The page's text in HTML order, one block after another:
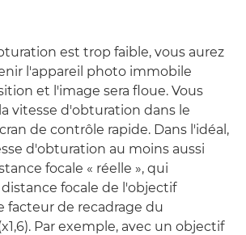
est trop faible, vous aurez
l'appareil photo immobile
et l'image sera floue. Vous
vitesse d'obturation dans le
de contrôle rapide. Dans l'idéal,
d'obturation au moins aussi
focale « réelle », qui
focale de l'objectif
facteur de recadrage du
Par exemple, avec un objectif